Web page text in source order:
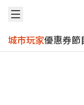
城市玩家優惠券節